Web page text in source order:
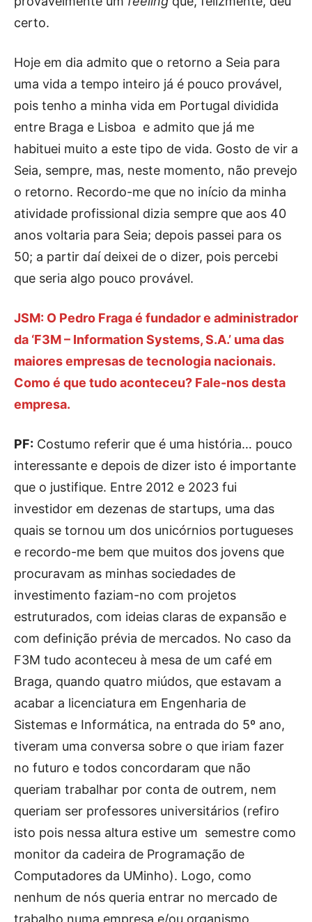
certo.
Hoje em dia admito que o retorno a Seia para
uma vida a tempo inteiro já é pouco provável,
pois tenho a minha vida em Portugal dividida
entre Braga e Lisboa e admito que já me
habituei muito a este tipo de vida. Gosto de vir a
Seia, sempre, mas, neste momento, não prevejo
o retorno. Recordo-me que no início da minha
atividade profissional dizia sempre que aos 40
anos voltaria para Seia; depois passei para os
50; a partir daí deixei de o dizer, pois percebi
que seria algo pouco provável.
JSM: O Pedro Fraga é fundador e administrador
da ‘F3M – Information Systems, S.A.’ uma das
maiores empresas de tecnologia nacionais.
Como é que tudo aconteceu? Fale-nos desta
empresa.
PF: Costumo referir que é uma história… pouco
interessante e depois de dizer isto é importante
que o justifique. Entre 2012 e 2023 fui
investidor em dezenas de startups, uma das
quais se tornou um dos unicórnios portugueses
e recordo-me bem que muitos dos jovens que
procuravam as minhas sociedades de
investimento faziam-no com projetos
estruturados, com ideias claras de expansão e
com definição prévia de mercados. No caso da
F3M tudo aconteceu à mesa de um café em
Braga, quando quatro miúdos, que estavam a
acabar a licenciatura em Engenharia de
Sistemas e Informática, na entrada do 5º ano,
tiveram uma conversa sobre o que iriam fazer
no futuro e todos concordaram que não
queriam trabalhar por conta de outrem, nem
queriam ser professores universitários (refiro
isto pois nessa altura estive um semestre como
monitor da cadeira de Programação de
Computadores da UMinho). Logo, como
nenhum de nós queria entrar no mercado de
trabalho numa empresa e/ou organismo